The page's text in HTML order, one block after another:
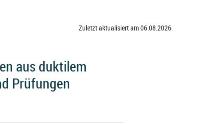
Zuletzt aktualisiert am 06.08.2026
aus duktilem
Prüfungen